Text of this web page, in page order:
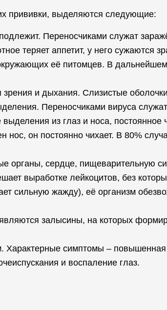
прививки, выделяются следующие:
Переносчиками служат
теряет аппетит, у него сужаются
её питомцев. В дальнейшем
и дыхания. Слизистые оболочки
Переносчиками вируса
из глаз и носа,
нос, он постоянно чихает. В 80%
органы, сердце, пищеварительную
выработке лейкоцитов, без
сильную жажду), её организм
залысины, на которых
симптомы – повышенная
и воспаление глаз.